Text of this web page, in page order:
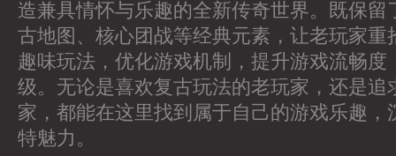
造兼具情怀与乐趣的全新传奇世界。既保留
古地图、核心团战等经典元素，让老玩家重
趣味玩法，优化游戏机制，提升游戏流畅度
级。无论是喜欢复古玩法的老玩家，还是追
家，都能在这里找到属于自己的游戏乐趣，
特魅力。